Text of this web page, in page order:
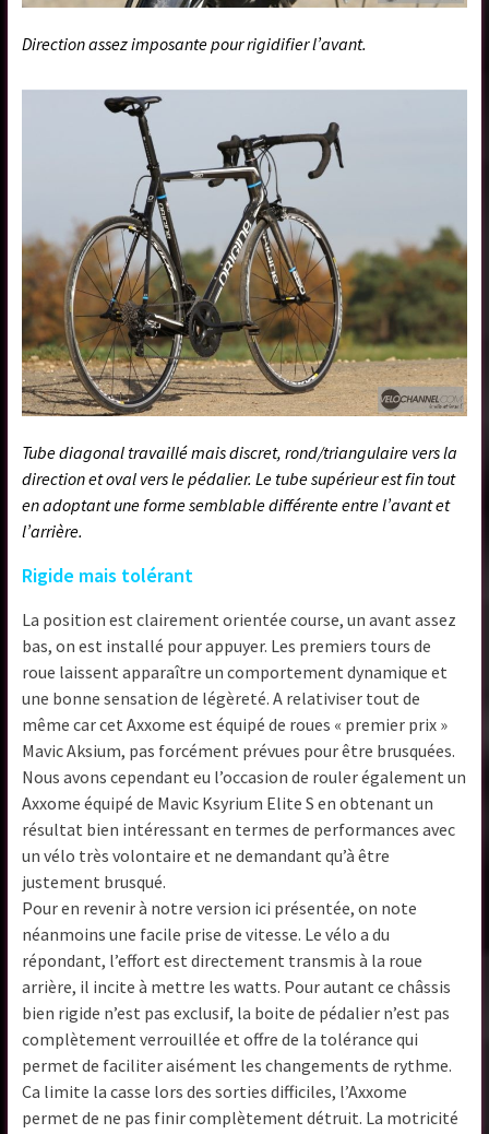
Direction assez imposante pour rigidifier l’avant.
Tube diagonal travaillé mais discret, rond/triangulaire vers la
direction et oval vers le pédalier. Le tube supérieur est fin tout
en adoptant une forme semblable différente entre l’avant et
l’arrière.
Rigide mais tolérant
La position est clairement orientée course, un avant assez
bas, on est installé pour appuyer. Les premiers tours de
roue laissent apparaître un comportement dynamique et
une bonne sensation de légèreté. A relativiser tout de
même car cet Axxome est équipé de roues « premier prix »
Mavic Aksium, pas forcément prévues pour être brusquées.
Nous avons cependant eu l’occasion de rouler également un
Axxome équipé de Mavic Ksyrium Elite S en obtenant un
résultat bien intéressant en termes de performances avec
un vélo très volontaire et ne demandant qu’à être
justement brusqué.
Pour en revenir à notre version ici présentée, on note
néanmoins une facile prise de vitesse. Le vélo a du
répondant, l’effort est directement transmis à la roue
arrière, il incite à mettre les watts. Pour autant ce châssis
bien rigide n’est pas exclusif, la boite de pédalier n’est pas
complètement verrouillée et offre de la tolérance qui
permet de faciliter aisément les changements de rythme.
Ca limite la casse lors des sorties difficiles, l’Axxome
permet de ne pas finir complètement détruit. La motricité